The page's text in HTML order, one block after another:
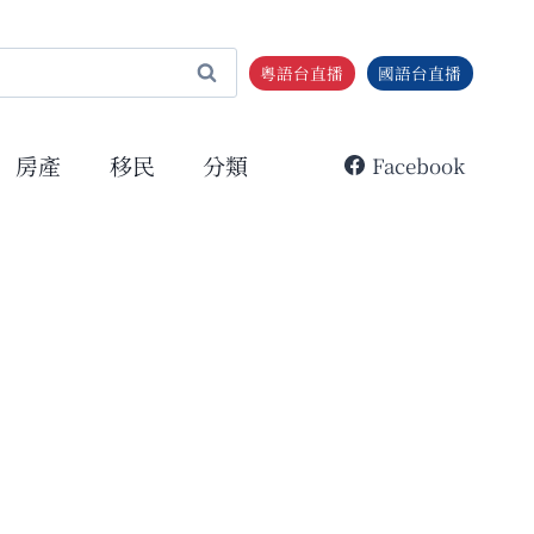
粵語台直播 國語台直播
房產 移民 分類 Facebook